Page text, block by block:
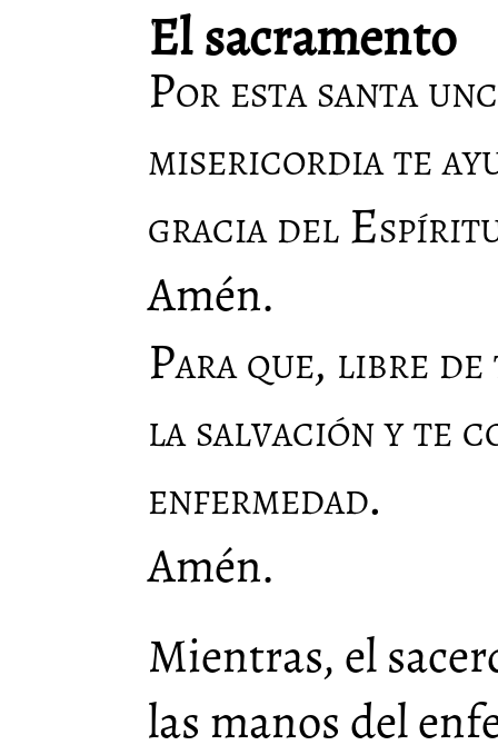
El sacramento
Por esta santa
misericordia te
gracia del
Amén.
Para que, libre
la salvación y te
enfermedad.
Amén.
Mientras, el
las manos del